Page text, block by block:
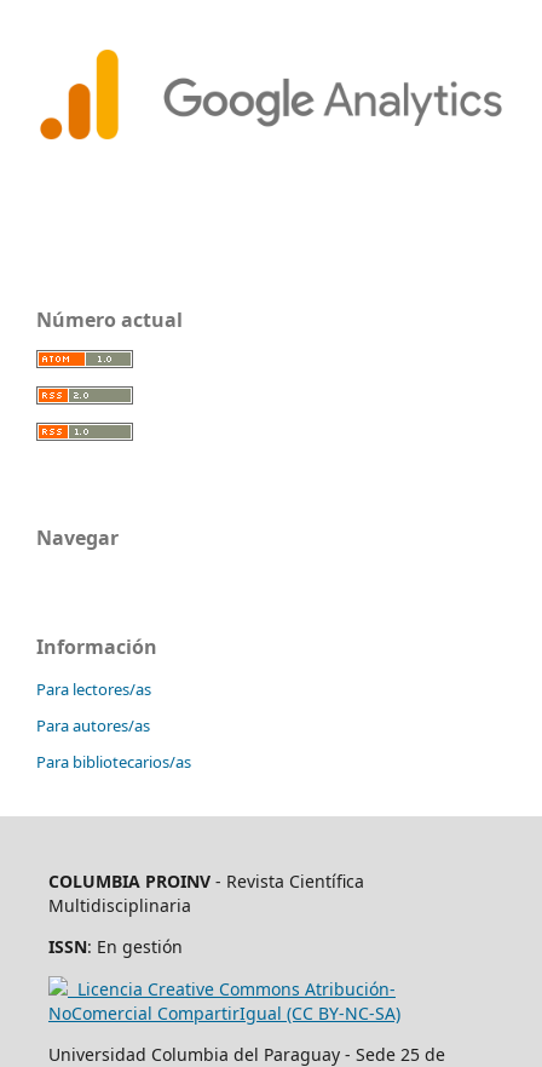
Número actual
Navegar
Información
Para lectores/as
Para autores/as
Para bibliotecarios/as
COLUMBIA PROINV- Revista Científica
Multidisciplinaria
ISSN: En gestión
Licencia Creative Commons Atribución-
NoComercial CompartirIgual (CC BY-NC-SA)
Universidad Columbia del Paraguay - Sede 25 de